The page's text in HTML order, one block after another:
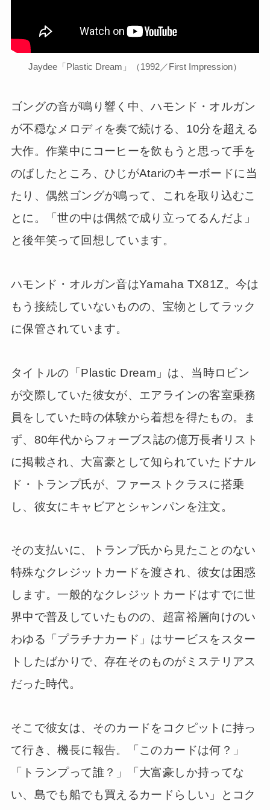
Jaydee「Plastic Dream」（1992／First Impression）
ゴングの音が鳴り響く中、ハモンド・オルガン
が不穏なメロディを奏で続ける、10分を超える
大作。作業中にコーヒーを飲もうと思って手を
のばしたところ、ひじがAtariのキーボードに当
たり、偶然ゴングが鳴って、これを取り込むこ
とに。「世の中は偶然で成り立ってるんだよ」
と後年笑って回想しています。
ハモンド・オルガン音はYamaha TX81Z。今は
もう接続していないものの、宝物としてラック
に保管されています。
タイトルの「Plastic Dream」は、当時ロビン
が交際していた彼女が、エアラインの客室乗務
員をしていた時の体験から着想を得たもの。ま
ず、80年代からフォーブス誌の億万長者リスト
に掲載され、大富豪として知られていたドナル
ド・トランプ氏が、ファーストクラスに搭乗
し、彼女にキャビアとシャンパンを注文。
その支払いに、トランプ氏から見たことのない
特殊なクレジットカードを渡され、彼女は困惑
します。一般的なクレジットカードはすでに世
界中で普及していたものの、超富裕層向けのい
わゆる「プラチナカード」はサービスをスター
トしたばかりで、存在そのものがミステリアス
だった時代。
そこで彼女は、そのカードをコクピットに持っ
て行き、機長に報告。「このカードは何？」
「トランプって誰？」「大富豪しか持ってな
い、島でも船でも買えるカードらしい」とコク